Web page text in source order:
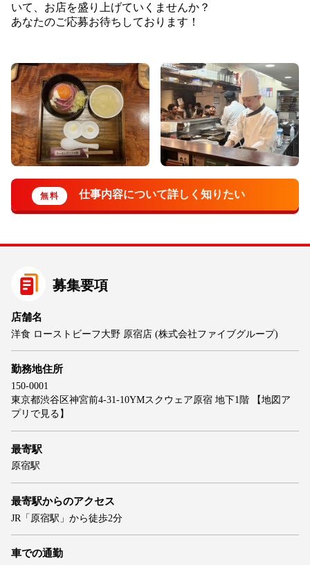
いて、お店を盛り上げていくませんか？
あなたのご応募お待ちしております！
募集要項
店舗名
洋食 ローストビーフ大野 原宿店 (株式会社ファイブグループ)
勤務地住所
150-0001
東京都渋谷区神宮前4-31-10YMスクウェア原宿 地下1階
【地図ア
プリで見る】
最寄駅
原宿駅
最寄駅からのアクセス
JR「原宿駅」から徒歩2分
車での通勤